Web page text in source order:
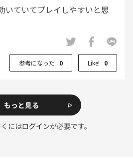
いていてプレイしやすいと思
参考になった 0 Like! 0
もっと見る
にはログインが必要です。